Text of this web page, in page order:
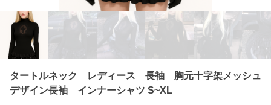
タートルネック レディース 長袖 胸元十字架メッシュ
デザイン長袖 インナーシャツ S~XL